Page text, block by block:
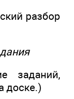
разбор
заданий,
доске.)